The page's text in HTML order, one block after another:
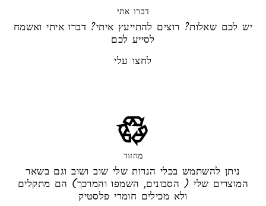
דברו אתי
יש לכם שאלות? רוצים להתייעץ איתי? דברו איתי ואשמח
לסייע לכם
לחצו עלי
מחזור
ניתן להשתמש בכלי הנרות שלי שוב ושוב וגם בשאר
המוצרים שלי ( הסבונים, השמפו והמרכך) הם מתקלים
ולא מכילים חומרי פלסטיק